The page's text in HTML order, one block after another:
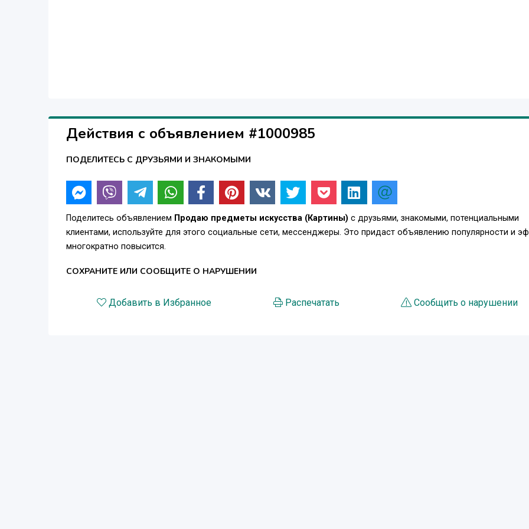
Действия с объявлением #1000985
ПОДЕЛИТЕСЬ С ДРУЗЬЯМИ И ЗНАКОМЫМИ
Поделитесь объявлением Продаю предметы искусства (Картины) с друзьями, знакомыми, потенциальными
клиентами, используйте для этого социальные сети, мессенджеры. Это придаст объявлению популярности и
многократно повысится.
СОХРАНИТЕ ИЛИ СООБЩИТЕ О НАРУШЕНИИ
Добавить в Избранное Распечатать Сообщить о нарушении